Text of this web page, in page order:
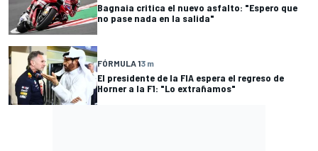
Bagnaia critica el nuevo asfalto: "Espero que
no pase nada en la salida"
FÓRMULA 13 m
El presidente de la FIA espera el regreso de
Horner a la F1: "Lo extrañamos"